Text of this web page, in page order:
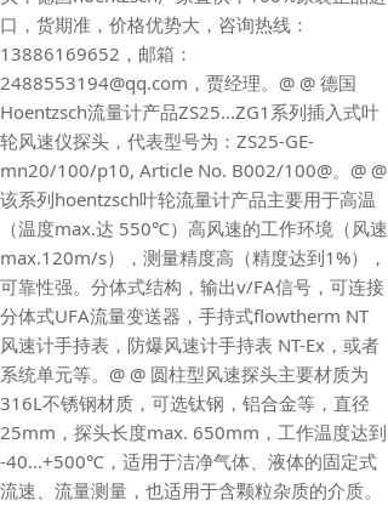
口，货期准，价格优势大，咨询热线：
13886169652，邮箱：
2488553194@qq.com，贾经理。@ @ 德国
Hoentzsch流量计产品ZS25...ZG1系列插入式叶
轮风速仪探头，代表型号为：ZS25-GE-
mn20/100/p10, Article No. B002/100@。@ @
该系列hoentzsch叶轮流量计产品主要用于高温
（温度max.达 550℃）高风速的工作环境（风速
max.120m/s），测量精度高（精度达到1%），
可靠性强。分体式结构，输出v/FA信号，可连接
分体式UFA流量变送器，手持式flowtherm NT
风速计手持表，防爆风速计手持表 NT-Ex，或者
系统单元等。@ @ 圆柱型风速探头主要材质为
316L不锈钢材质，可选钛钢，铝合金等，直径
25mm，探头长度max. 650mm，工作温度达到
-40...+500℃，适用于洁净气体、液体的固定式
流速、流量测量，也适用于含颗粒杂质的介质。